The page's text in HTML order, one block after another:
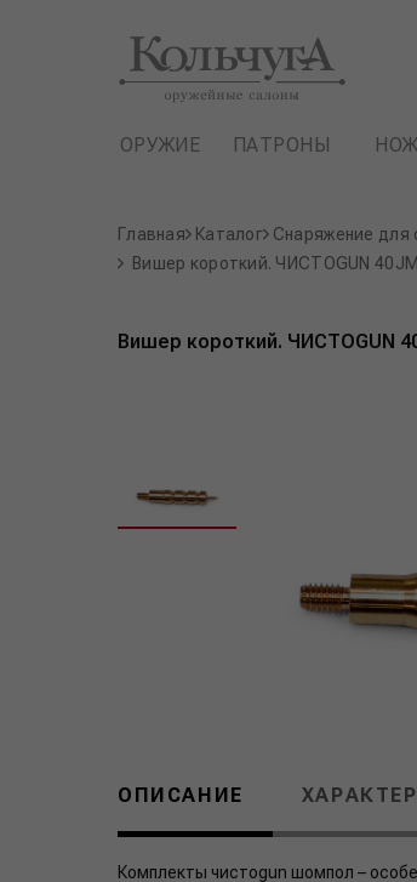
ОРУЖИЕ ПАТРОНЫ
Главная Каталог Снаряжение для
Вишер короткий. ЧИСТОGUN
Вишер короткий. ЧИСТОGUN
ОПИСАНИЕ
Комплекты чистоgun шомпол –